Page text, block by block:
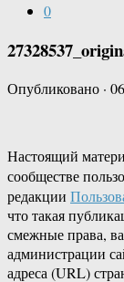
0
Опубликовано ·
Настоящий
сообществе
редакции
что такая
смежные права,
администрации
адреса (URL)